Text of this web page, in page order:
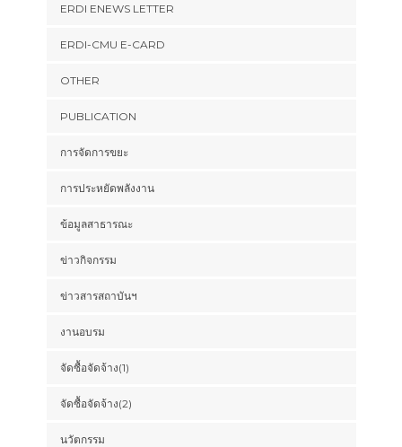
ERDI ENEWS LETTER
ERDI-CMU E-CARD
OTHER
PUBLICATION
การจัดการขยะ
การประหยัดพลังงาน
ข้อมูลสาธารณะ
ข่าวกิจกรรม
ข่าวสารสถาบันฯ
งานอบรม
จัดซื้อจัดจ้าง(1)
จัดซื้อจัดจ้าง(2)
นวัตกรรม